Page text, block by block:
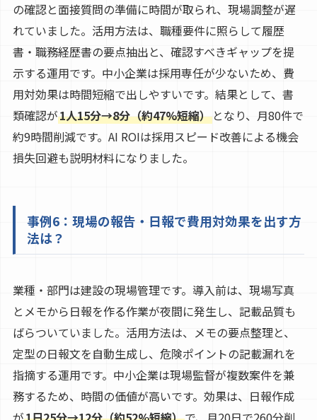
の確認と面接質問の準備に時間が取られ、現場調整が遅
れていました。活用方法は、職種要件に照らして履歴
書・職務経歴書の要点抽出と、確認すべきギャップを提
示する運用です。中小企業は採用専任が少ないため、費
用対効果は時間短縮で出しやすいです。結果として、書
類確認が1人15分→8分（約47%短縮）となり、月80件で
約9時間削減です。AI ROIは採用スピード改善による機会
損失回避も説明材料になりました。
事例6：現場の報告・日報で費用対効果を出す方
法は？
業種・部門は建設の現場管理です。導入前は、現場写真
とメモから日報を作る作業が夜間に発生し、記載品質も
ばらついていました。活用方法は、メモの要点整理と、
定型の日報文を自動生成し、危険ポイントの記載漏れを
指摘する運用です。中小企業は現場監督が複数案件を兼
務するため、時間の価値が高いです。効果は、日報作成